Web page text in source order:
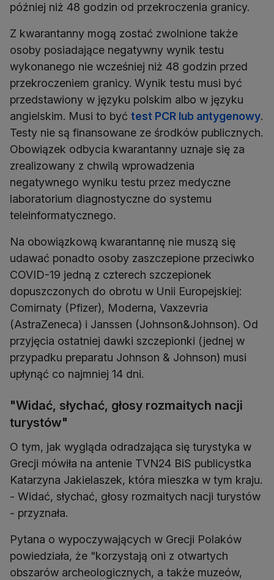
później niż 48 godzin od przekroczenia granicy.
Z kwarantanny mogą zostać zwolnione także
osoby posiadające negatywny wynik testu
wykonanego nie wcześniej niż 48 godzin przed
przekroczeniem granicy. Wynik testu musi być
przedstawiony w języku polskim albo w języku
angielskim. Musi to być test PCR lub antygenowy.
Testy nie są finansowane ze środków publicznych.
Obowiązek odbycia kwarantanny uznaje się za
zrealizowany z chwilą wprowadzenia
negatywnego wyniku testu przez medyczne
laboratorium diagnostyczne do systemu
teleinformatycznego.
Na obowiązkową kwarantannę nie muszą się
udawać ponadto osoby zaszczepione przeciwko
COVID-19 jedną z czterech szczepionek
dopuszczonych do obrotu w Unii Europejskiej:
Comirnaty (Pfizer), Moderna, Vaxzevria
(AstraZeneca) i Janssen (Johnson&Johnson). Od
przyjęcia ostatniej dawki szczepionki (jednej w
przypadku preparatu Johnson & Johnson) musi
upłynąć co najmniej 14 dni.
"Widać, słychać, głosy rozmaitych nacji
turystów"
O tym, jak wygląda odradzająca się turystyka w
Grecji mówiła na antenie TVN24 BiS publicystka
Katarzyna Jakielaszek, która mieszka w tym kraju.
- Widać, słychać, głosy rozmaitych nacji turystów
- przyznała.
Pytana o wypoczywających w Grecji Polaków
powiedziała, że "korzystają oni z otwartych
obszarów archeologicznych, a także muzeów,